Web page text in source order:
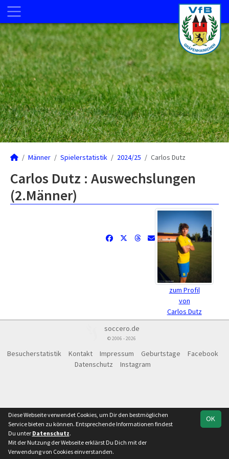
Männer Spielerstatistik 2024/25 Carlos Dutz
Carlos Dutz : Auswechslungen
(2.Männer)
zum Profil
von
Carlos Dutz
soccero.de
© 2006 - 2026
Besucherstatistik Kontakt Impressum Geburtstage
Facebook
Datenschutz
Instagram
OK
Diese Webseite verwendet Cookies, um Dir den bestmöglichen
Service bieten zu können. Entsprechende Informationen findest
Du unter Datenschutz.
Mit der Nutzung der Webseite erklärst Du Dich mit der
Verwendung von Cookies einverstanden.